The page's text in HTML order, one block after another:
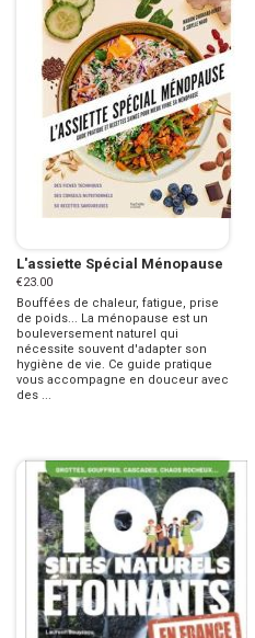
L'assiette Spécial Ménopause
€23.00
Bouffées de chaleur, fatigue, prise
de poids... La ménopause est un
bouleversement naturel qui
nécessite souvent d'adapter son
hygiène de vie. Ce guide pratique
vous accompagne en douceur avec
des ...